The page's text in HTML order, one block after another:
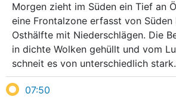
Morgen zieht im Süden ein Tief an
eine Frontalzone erfasst von
Osthälfte mit Niederschlägen. Die
in dichte Wolken gehüllt und vom
schneit es von unterschiedlich stark.
07:50